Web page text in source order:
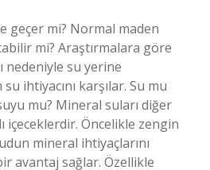
geçer mi? Normal maden
mi? Araştırmalara göre
nedeniyle su yerine
ihtiyacını karşılar. Su mu
mu? Mineral suları diğer
içeceklerdir. Öncelikle zengin
mineral ihtiyaçlarını
avantaj sağlar. Özellikle